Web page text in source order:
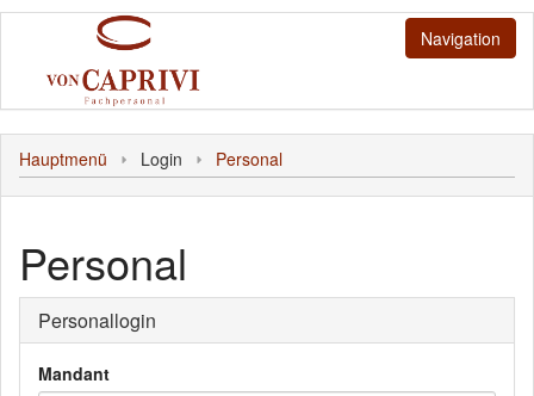
Navigation
Jobs
Stellenangebote
Sonstiges
Sachbearbeiter
Kunde
Personal
Hauptmenü Login Personal
Personal
Personallogin
Mandant